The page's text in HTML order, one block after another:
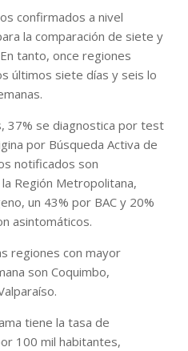
confirmados a nivel
la comparación de siete y
tanto, once regiones
últimos siete días y seis lo
37% se diagnostica por test
por Búsqueda Activa de
notificados son
Región Metropolitana,
un 43% por BAC y 20%
asintomáticos.
regiones con mayor
son Coquimbo,
tiene la tasa de
100 mil habitantes,